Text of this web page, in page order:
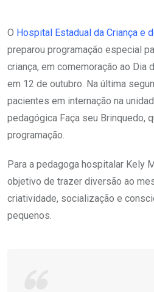
O Hospital Estadual da Criança e
preparou programação especial
criança, em comemoração ao Dia
em 12 de outubro. Na última
pacientes em internação na
pedagógica Faça seu Brinquedo,
programação.
Para a pedagoga hospitalar Kely
objetivo de trazer diversão ao
criatividade, socialização e
pequenos.